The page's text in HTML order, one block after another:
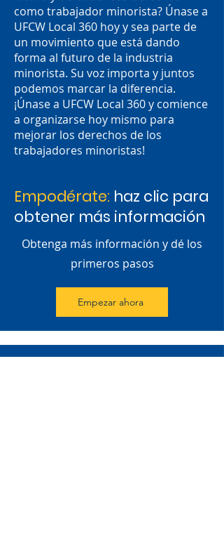
como trabajador minorista? Únase a
UFCW Local 360 hoy y sea parte de
un movimiento que está dando
forma al futuro de la industria
minorista. Su voz importa y juntos
podemos marcar la diferencia.
¡Únase a UFCW Local 360 y comience
a organizarse hoy mismo para
mejorar los derechos de los
trabajadores minoristas!
Empodérate: haz clic para
obtener más información
Obtenga más información y dé los
primeros pasos
Empezar ahora